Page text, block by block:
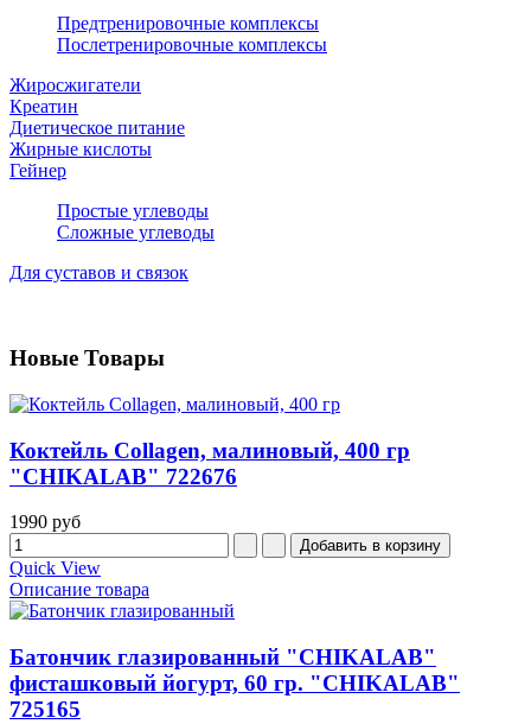
Предтренировочные комплексы
Послетренировочные комплексы
Жиросжигатели
Креатин
Диетическое питание
Жирные кислоты
Гейнер
Простые углеводы
Сложные углеводы
Для суставов и связок
Новые Товары
Коктейль Collagen, малиновый, 400 гр
"CHIKALAB" 722676
1990 руб
Quick View
Описание товара
Батончик глазированный "CHIKALAB"
фисташковый йогурт, 60 гр. "CHIKALAB"
725165